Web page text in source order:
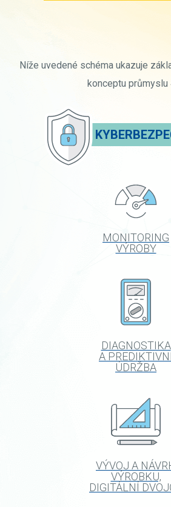
Níže uvedené schéma ukazuje
konceptu průmyslu
MONITORING
VÝROBY
DIAGNOSTIKA
A PREDIKTIVNÍ
ÚDRŽBA
VÝVOJ A
VÝROBKU,
DIGITÁLNÍ